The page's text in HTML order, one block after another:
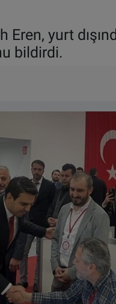
Eren, yurt
bildirdi.